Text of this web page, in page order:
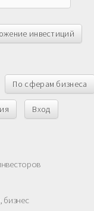
инвестиций
По сферам бизнеса
Вход
бизнес